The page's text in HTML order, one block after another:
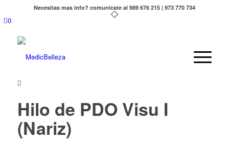
Necesitas mas info? comunícate al 989 676 215 | 973 770 734
0
Hilo de PDO Visu I
(Nariz)